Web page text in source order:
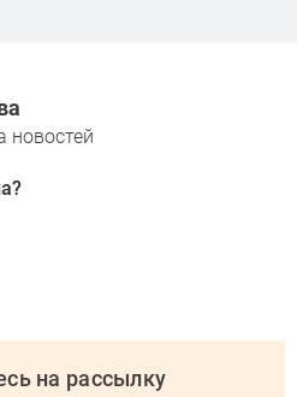
новостей
на рассылку